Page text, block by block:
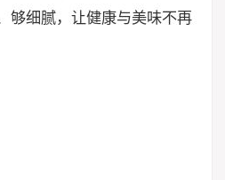
细腻，让健康与美味不再